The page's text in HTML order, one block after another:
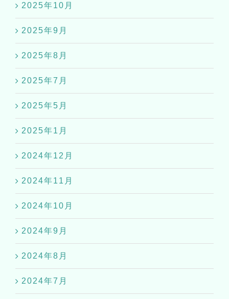
2025年10月
2025年9月
2025年8月
2025年7月
2025年5月
2025年1月
2024年12月
2024年11月
2024年10月
2024年9月
2024年8月
2024年7月